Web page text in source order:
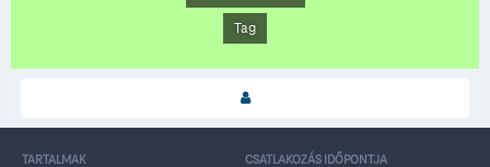
Tag
TARTALMAK CSATLAKOZÁS IDŐPONTJA